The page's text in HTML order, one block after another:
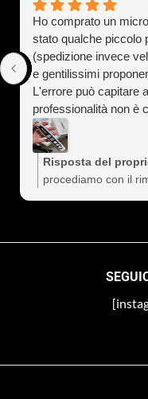
Ho comprato un
stato qualche piccolo
(spedizione invece
e gentilissimi
L'errore può capitare
professionalità non è
cliente a vita).
Risposta del
procediamo con il